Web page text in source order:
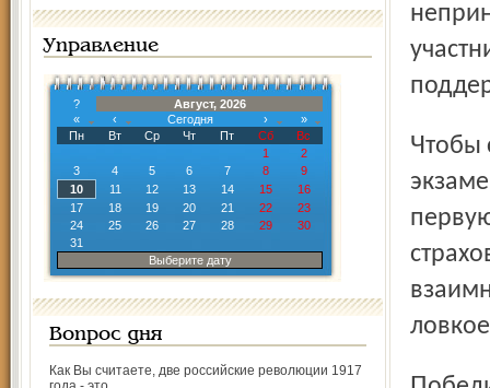
Управление
?
Август, 2026
«
‹ Сегодня ›
»
Пн
Вт Ср Чт Пт Сб
Вс
1
2
3
4 5 6 7 8
9
10
11 12 13 14 15
16
17
18 19 20 21 22
23
24
25 26 27 28 29
30
31
Выберите дату
Вопрос дня
Как Вы считаете, две российские революции 1917
Чтобы стать лучшим, нужно было сдать теоретический